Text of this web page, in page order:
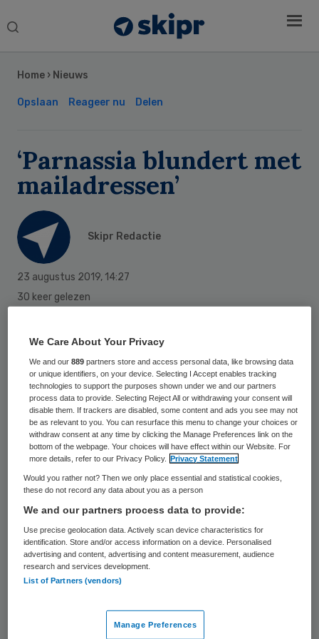
Search
Home › Nieuws
Opslaan Reageer nu Delen
‘Parnassia blundert met
mailadressen’
Skipr Redactie
23 augustus 2019, 14:27
30 keer gelezen
Door een menselijke fout zijn de
emailadressen van honderden cliënten van
zorggroep Parnassia op straat komen te
liggen. Dat meldt de NOS, die een anonieme
tip over het incident kreeg.
De e-mail was gericht aan 450 relaties van
Parnassia. Het betrof een uitnodiging voor
een eerste afspraak op de nieuwe locatie
van het autismecentrum vanParnassia
medewerker zette de e-mailadressen in het
to-veld in plaats van het het bcc-veld.
Daardoor zagen alle geadresseerden wie de
email had ontvangen.
Sidebar
We Care About Your Privacy
We and our889 partners store and access personal data, like browsing data
or unique identifiers, on your device. Selecting I Accept enables tracking
technologies to support the purposes shown under we and our partners
process data to provide. Selecting Reject All or withdrawing your consent will
disable them. If trackers are disabled, some content and ads you see may not
be as relevant to you. You can resurface this menu to change your choices or
withdraw consent at any time by clicking the Manage Preferences link on the
bottom of the webpage. Your choices will have effect within our Website. For
more details, refer to our Privacy Policy.
Privacy Statement
Would you rather not? Then we only place essential and statistical cookies,
these do not record any data about you as a person
We and our partners process data to provide:
Use precise geolocation data. Actively scan device characteristics for
identification. Store and/or access information on a device. Personalised
advertising and content, advertising and content measurement, audience
research and services development.
List of Partners (vendors)
Manage Preferences